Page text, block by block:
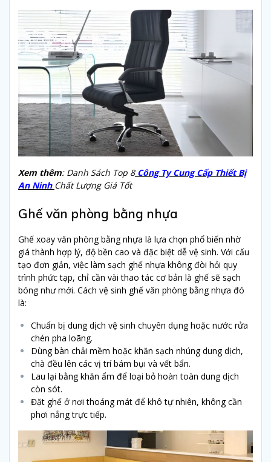
Xem thêm: Danh Sách Top 8Công Ty Cung Cấp Thiết Bị
An Ninh Chất Lượng Giá Tốt
Ghế văn phòng bằng nhựa
Ghế xoay văn phòng bằng nhựa là lựa chọn phổ biến nhờ
giá thành hợp lý, độ bền cao và đặc biệt dễ vệ sinh. Với cấu
tạo đơn giản, việc làm sạch ghế nhựa không đòi hỏi quy
trình phức tạp, chỉ cần vài thao tác cơ bản là ghế sẽ sạch
bóng như mới. Cách vệ sinh ghế văn phòng bằng nhựa đó
là:
Chuẩn bị dung dịch vệ sinh chuyên dụng hoặc nước rửa
chén pha loãng.
Dùng bàn chải mềm hoặc khăn sạch nhúng dung dịch,
chà đều lên các vị trí bám bụi và vết bẩn.
Lau lại bằng khăn ẩm để loại bỏ hoàn toàn dung dịch
còn sót.
Đặt ghế ở nơi thoáng mát để khô tự nhiên, không cần
phơi nắng trực tiếp.